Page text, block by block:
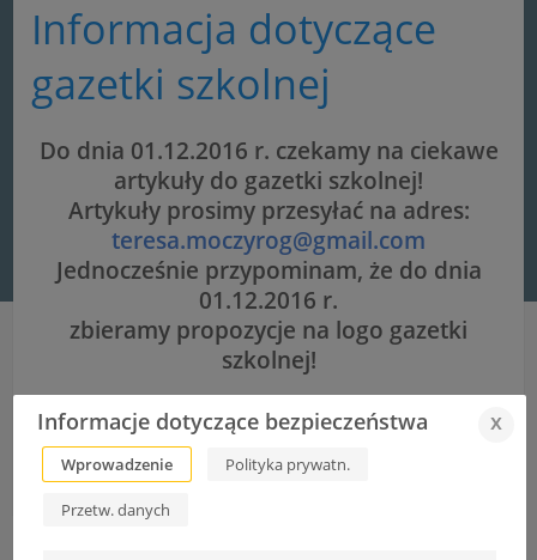
Informacja dotyczące
gazetki szkolnej
Do dnia 01.12.2016 r. czekamy na ciekawe
artykuły do gazetki szkolnej!
Artykuły prosimy przesyłać na adres:
teresa.moczyrog@gmail.com
Jednocześnie przypominam, że do dnia
01.12.2016 r.
zbieramy propozycje na logo gazetki
szkolnej!
Klasa II E i II T w Fabryce Schindlera
Informacje dotyczące bezpieczeństwa x
Wprowadzenie Polityka prywatn.
Przetw. danych